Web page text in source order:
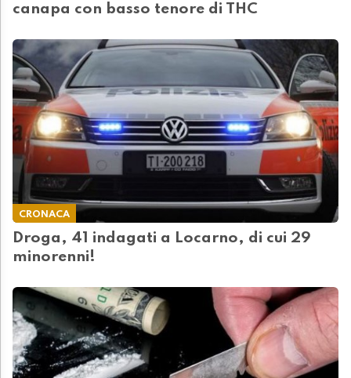
canapa con basso tenore di THC
CRONACA
Droga, 41 indagati a Locarno, di cui 29
minorenni!